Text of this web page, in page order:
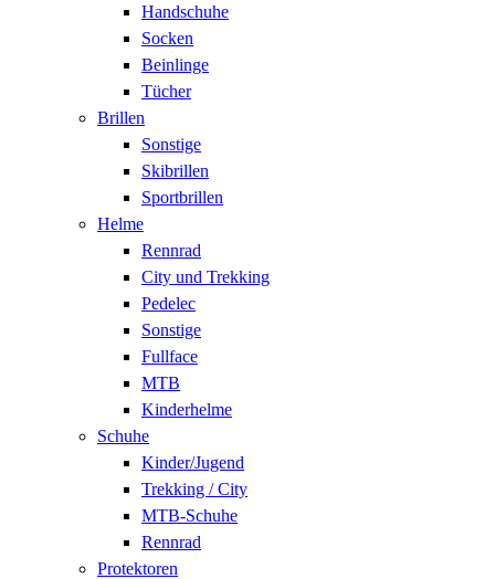
Handschuhe
Socken
Beinlinge
Tücher
Brillen
Sonstige
Skibrillen
Sportbrillen
Helme
Rennrad
City und Trekking
Pedelec
Sonstige
Fullface
MTB
Kinderhelme
Schuhe
Kinder/Jugend
Trekking / City
MTB-Schuhe
Rennrad
Protektoren